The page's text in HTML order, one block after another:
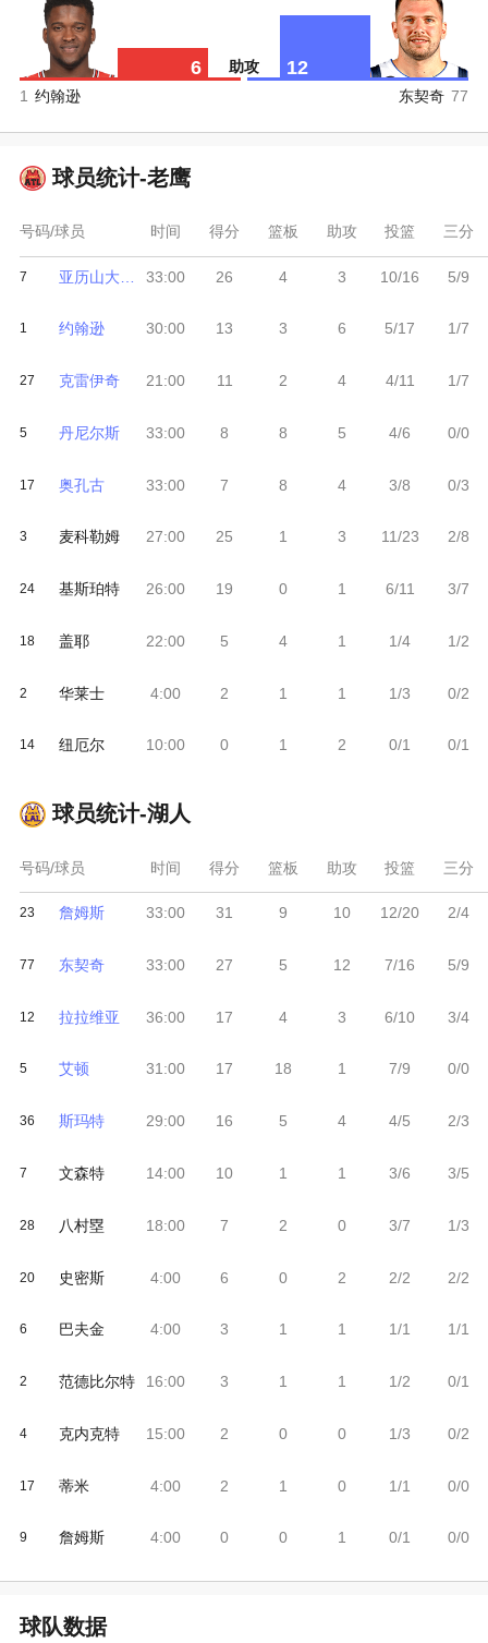
6
1 约翰逊
助攻 12
东契奇 77
球员统计-老鹰
号码/球员
7
1 约翰逊
27 克雷伊奇
5 丹尼尔斯
17 奥孔古
3 麦科勒姆
24 基斯珀特
18 盖耶
2 华莱士
14 纽厄尔
时间
33:00
30:00
21:00
33:00
33:00
27:00
26:00
22:00
4:00
10:00
得分
26
13
11
8
7
25
19
5
2
0
篮板
4
3
2
8
8
1
0
4
1
1
助攻
3
6
4
5
4
3
1
1
1
2
投篮
10/16
5/17
4/11
4/6
3/8
11/23
6/11
1/4
1/3
0/1
三分
5/9
1/7
1/7
0/0
0/3
2/8
3/7
1/2
0/2
0/1
球员统计-湖人
号码/球员
23 詹姆斯
77 东契奇
12 拉拉维亚
5 艾顿
36 斯玛特
7 文森特
28 八村塁
20 史密斯
6 巴夫金
2 范德比尔特
4 克内克特
17 蒂米
9 詹姆斯
时间
33:00
33:00
36:00
31:00
29:00
14:00
18:00
4:00
4:00
16:00
15:00
4:00
4:00
得分
31
27
17
17
16
10
7
6
3
3
2
2
0
篮板
9
5
4
18
5
1
2
0
1
1
0
1
0
助攻
10
12
3
1
4
1
0
2
1
1
0
0
1
投篮
12/20
7/16
6/10
7/9
4/5
3/6
3/7
2/2
1/1
1/2
1/3
1/1
0/1
三分
2/4
5/9
3/4
0/0
2/3
3/5
1/3
2/2
1/1
0/1
0/2
0/0
0/0
球队数据